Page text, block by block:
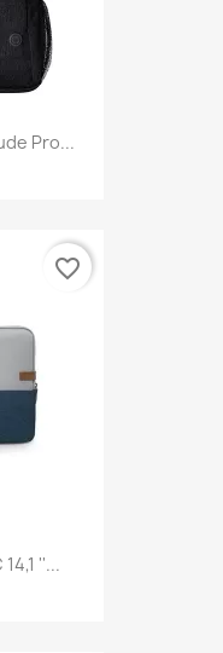
Pro...
''...
favorite_border